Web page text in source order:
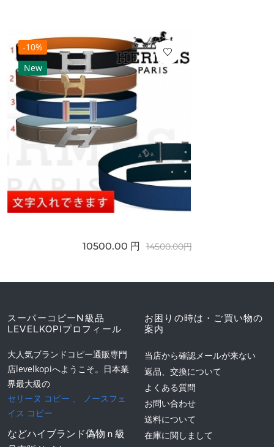
-10%
New
10500.00 円 14500.00円
スーパーコピーN級品
LEVELKOPIプロフィール
大人気ブランドコピー通販専門
店levelkopiへようこそ。日本業
界最大級の
セリーヌ コピー 、
ノースフェ
イス コピー
などハイブランド偽物ｎ級
お困りの時は・ご買い物の
案内
当店から確認メールが来ない
返品、交換について
よくある質問
お問い合わせ
送料について
在庫に関しまして